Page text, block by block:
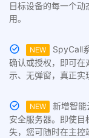
目标设备的每一个
用。
NEW
SpyCall
确认或授权，即可在
示、无弹窗，真正实
NEW
新增智能
安全服务器。即使
失，您可随时在主控